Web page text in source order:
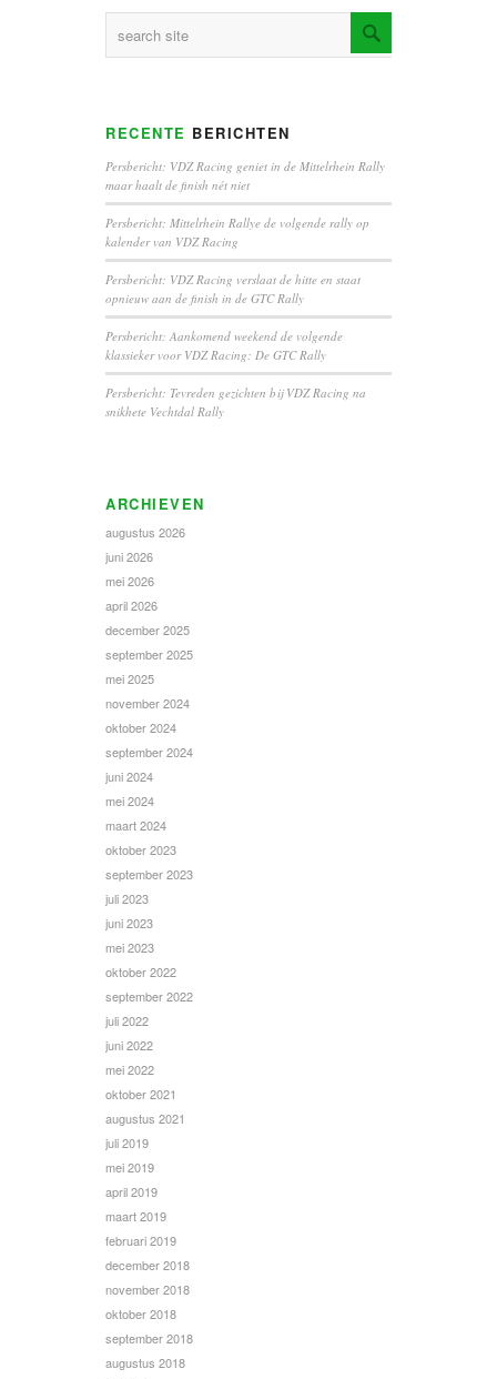
RECENTE BERICHTEN
Persbericht: VDZ Racing geniet in de Mittelrhein Rally
maar haalt de finish nét niet
Persbericht: Mittelrhein Rallye de volgende rally op
kalender van VDZ Racing
Persbericht: VDZ Racing verslaat de hitte en staat
opnieuw aan de finish in de GTC Rally
Persbericht: Aankomend weekend de volgende
klassieker voor VDZ Racing: De GTC Rally
Persbericht: Tevreden gezichten bij VDZ Racing na
snikhete Vechtdal Rally
ARCHIEVEN
augustus 2026
juni 2026
mei 2026
april 2026
december 2025
september 2025
mei 2025
november 2024
oktober 2024
september 2024
juni 2024
mei 2024
maart 2024
oktober 2023
september 2023
juli 2023
juni 2023
mei 2023
oktober 2022
september 2022
juli 2022
juni 2022
mei 2022
oktober 2021
augustus 2021
juli 2019
mei 2019
april 2019
maart 2019
februari 2019
december 2018
november 2018
oktober 2018
september 2018
augustus 2018